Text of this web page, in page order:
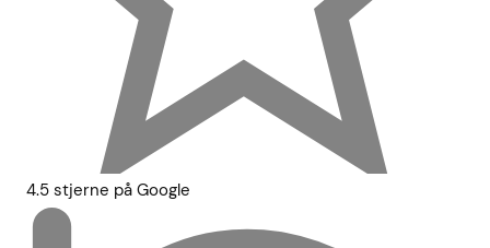
4.5 stjerne på Google